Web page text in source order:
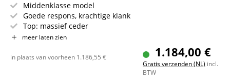
Middenklasse model
Goede respons, krachtige klank
Top: massief ceder
Bodem & Zijkanten: massief palissander
Toets: ebbenhout
meer laten zien
1.184,00 €
Gratis verzenden (NL) incl.
BTW
in plaats van voorheen 1.186,55 €